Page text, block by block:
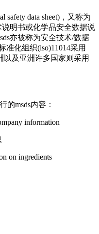
data sheet)，又称为
明书或化学品安全数据说
亦被称为安全技术/数据
准化组织(iso)11014采用
以及亚洲许多国家则采用
msds内容：
information
on ingredients